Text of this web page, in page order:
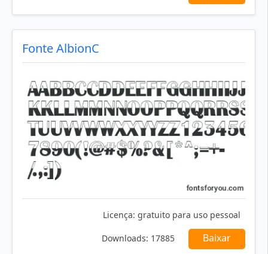
Fonte AlbionC
Licença: gratuito para uso pessoal
Downloads: 17885 Baixar